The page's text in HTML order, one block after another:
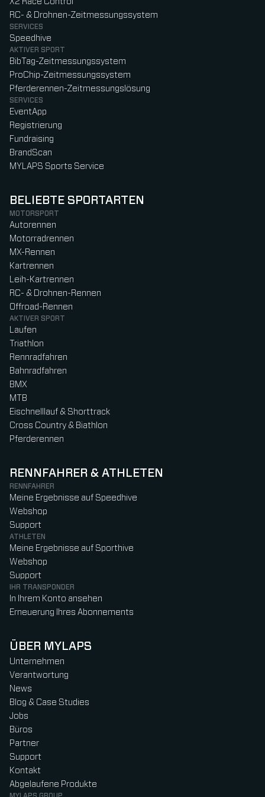
RC- & Drohnen-Zeitmessungssystem
SERVICES
Speedhive
AKTIVER SPORT
BibTag-Zeitmessungssystem
ProChip-Zeitmessungssystem
Pferderennen-Zeitmessungslösung
SERVICES
EventApp
Registrierung
Fundraising
BrandScan
MYLAPS Sports Service
BELIEBTE SPORTARTEN
MOTORSPORT
Autorennen
Motorradrennen
MX-Rennen
Kartrennen
Leih-Kartrennen
RC- & Drohnen-Rennen
Offroad-Rennen
AKTIVER SPORT
Laufen
Triathlon
Rennradfahren
Bahnradfahren
BMX
MTB
Eischnelllauf & Shorttrack
Cross Country & Biathlon
Pferderennen
RENNFAHRER & ATHLETEN
RENNFAHRER
Meine Ergebnisse auf Speedhive
Webshop
Support
ATHLETEN
Meine Ergebnisse auf Sporthive
Webshop
Support
IHR TRANSPONDER
In Ihrem Konto ansehen
Erneuerung Ihres Abonnements
ÜBER MYLAPS
Unternehmen
Verantwortung
News
Blog & Case Studies
Jobs
Büros
Partner
Support
Kontakt
Abgelaufene Produkte